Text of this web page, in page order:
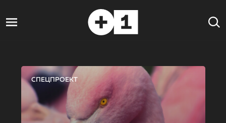
СПЕЦПРОЕКТ